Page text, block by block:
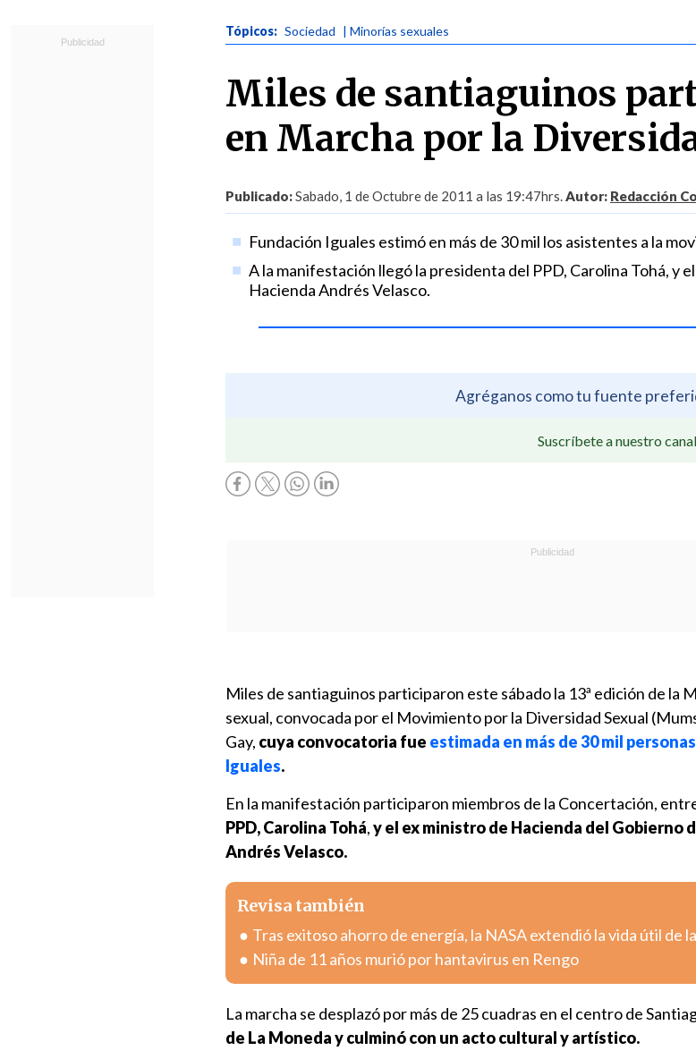
Tópicos: Sociedad | Minorías sexuales
Miles de santiaguinos
en Marcha por la
Publicado:Sabado, 1 de Octubre de 2011 a las 19:47hrs.Autor: Redacción
Fundación Iguales estimó en más de 30 mil los asistentes a la
A la manifestación llegó la presidenta del PPD, Carolina Tohá, y
Hacienda Andrés Velasco.
Agréganos como tu fuente
Suscríbete a nuestro
Miles de santiaguinos participaron este sábado la 13ª edición de la
sexual, convocada por el Movimiento por la Diversidad Sexual
Gay, cuya convocatoria fue estimada en más de 30 mil
Iguales.
En la manifestación participaron miembros de la Concertación,
PPD, Carolina Tohá,y el ex ministro de Hacienda del Gobierno
Andrés Velasco.
Revisa también
Tras exitoso ahorro de energía, la NASA extendió la vida útil de
Niña de 11 años murió por hantavirus en Rengo
La marcha se desplazó por más de 25 cuadras en el centro de
de La Moneda y culminó con un acto cultural y artístico.